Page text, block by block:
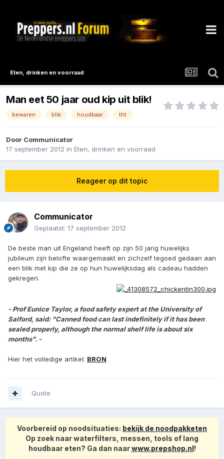
Eten, drinken en voorraad
Man eet 50 jaar oud kip uit blik!
bewaren blik houdbaar tht
Door Communicator
17 september 2012 in Eten, drinken en voorraad
Reageer op dit topic
Communicator
Geplaatst: 17 september 2012
De beste man uit Engeland heeft op zijn 50 jarig huwelijks
jubileum zijn belofte waargemaakt en zichzelf tegoed gedaan aan
een blik met kip die ze op hun huwelijksdag als cadeau hadden
gekregen.
- Prof Eunice Taylor, a food safety expert at the University of
Salford, said: "Canned food can last indefinitely if it has been
sealed properly, although the normal shelf life is about six
months". -
Hier het volledige artikel: BRON
Quote
Voorbereid op noodsituaties: bekijk de noodpakketen
Op zoek naar waterfilters, messen, tools of lang
houdbaar eten? Ga dan naarwww.prepshop.nl!